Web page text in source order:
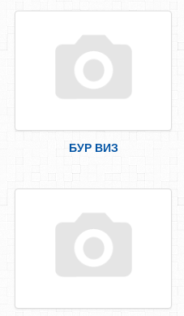
БУР ВИЗ